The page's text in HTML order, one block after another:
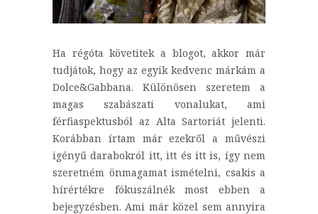
Ha régóta követitek a blogot, akkor már
tudjátok, hogy az egyik kedvenc márkám a
Dolce&Gabbana. Különösen szeretem a
magas szabászati vonalukat, ami
férfiaspektusból az Alta Sartoriát jelenti.
Korábban írtam már ezekről a művészi
igényű darabokról itt, itt és itt is, így nem
szeretném önmagamat ismételni, csakis a
hírértékre fókuszálnék most ebben a
bejegyzésben. Ami már közel sem annyira